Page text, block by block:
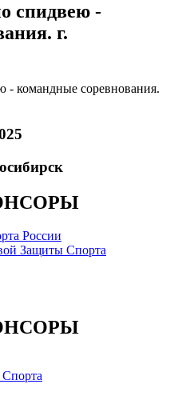
спидвею -
г.